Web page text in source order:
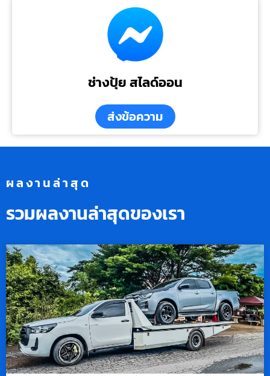
ช่างปุ้ย สไลด์ออน
ส่งข้อความ
ผลงานล่าสุด
รวมผลงานล่าสุดของเรา